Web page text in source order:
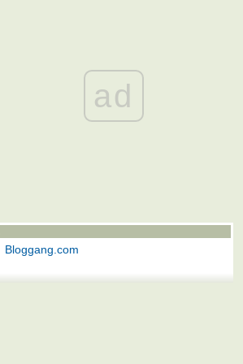
ad
Bloggang.com